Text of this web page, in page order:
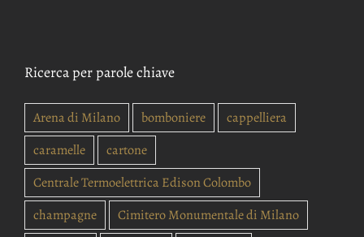
Ricerca per parole chiave
Arena di Milano bomboniere
cappelliera
caramelle
cartone
Centrale Termoelettrica Edison Colombo
champagne
Cimitero Monumentale di Milano